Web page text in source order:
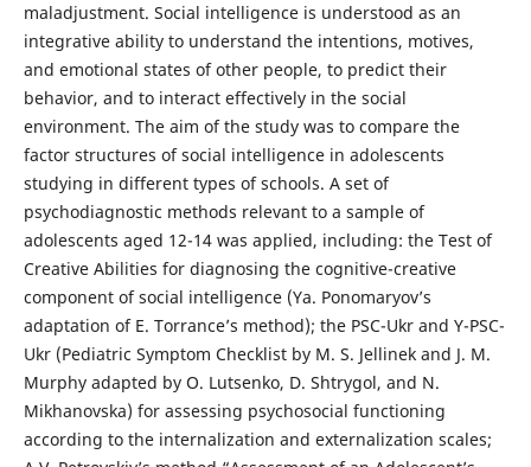
maladjustment. Social intelligence is understood as an
integrative ability to understand the intentions, motives,
and emotional states of other people, to predict their
behavior, and to interact effectively in the social
environment. The aim of the study was to compare the
factor structures of social intelligence in adolescents
studying in different types of schools. A set of
psychodiagnostic methods relevant to a sample of
adolescents aged 12-14 was applied, including: the Test of
Creative Abilities for diagnosing the cognitive-creative
component of social intelligence (Ya. Ponomaryov’s
adaptation of E. Torrance’s method); the PSC-Ukr and Y-PSC-
Ukr (Pediatric Symptom Checklist by M. S. Jellinek and J. M.
Murphy adapted by O. Lutsenko, D. Shtrygol, and N.
Mikhanovska) for assessing psychosocial functioning
according to the internalization and externalization scales;